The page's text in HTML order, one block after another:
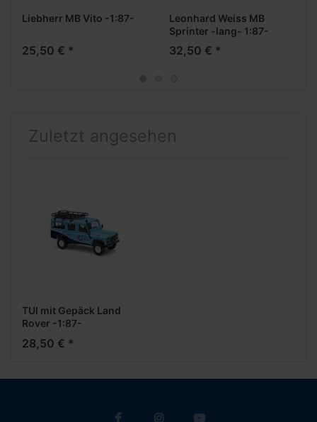
Liebherr MB Vito -1:87-
25,50 € *
Leonhard Weiss MB
Sprinter -lang- 1:87-
32,50 € *
Zuletzt angesehen
TUI mit Gepäck Land
Rover -1:87-
28,50 € *